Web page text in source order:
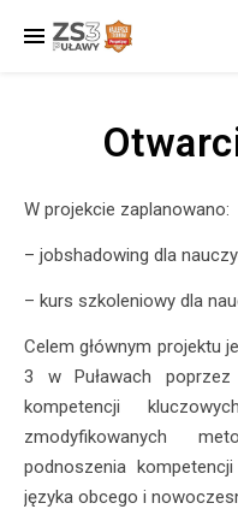
W projekcie zaplanowano:
– jobshadowing dla
– kurs szkoleniowy dla
Celem głównym projektu
3 w Puławach
kompetencji
zmodyfikowanych
podnoszenia
języka obcego i